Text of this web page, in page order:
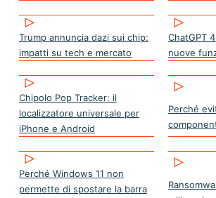
Trump annuncia dazi sui chip:
impatti su tech e mercato
ChatGPT
nuove
Chipolo Pop Tracker: il
localizzatore universale per
iPhone e Android
Perché
Perché Windows 11 non
permette di spostare la barra